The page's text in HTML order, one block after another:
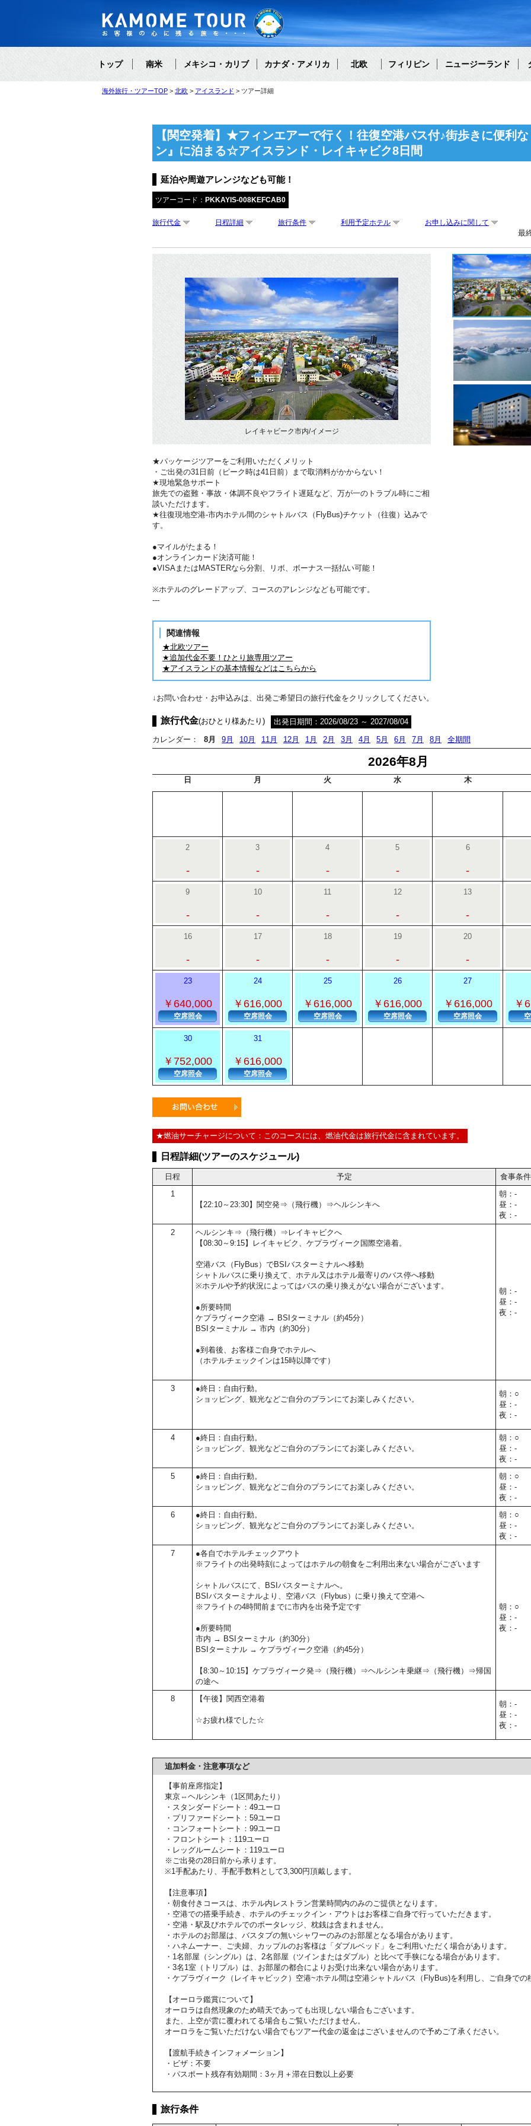
トップ 南米 メキシコ・カリブ カナダ・アメリカ 北欧 フィリピン ニュージーランド
海外旅行・ツアーTOP 北欧 アイスランド ツアー詳細
【関空発着】★フィンエアーで行く！往復空港バス付♪街歩きに便利
ン』に泊まる☆アイスランド・レイキャビク8日間
延泊や周遊アレンジなども可能！
ツアーコード： PKKAYIS-008KEFCAB0
旅行代金 日程詳細 旅行条件 利用予定ホテル お申し込みに関して
最
レイキャビーク市内/イメージ
★パッケージツアーをご利用いただくメリット
・ご出発の31日前（ピーク時は41日前）まで取消料がかからない！
★現地緊急サポート
旅先での盗難・事故・体調不良やフライト遅延など、万が一のトラブル時にご相
談いただけます。
★往復現地空港-市内ホテル間のシャトルバス（FlyBus)チケット（往復）込みで
す。
●マイルがたまる！
●オンラインカード決済可能！
●VISAまたはMASTERなら分割、リボ、ボーナス一括払い可能！
※ホテルのグレードアップ、コースのアレンジなども可能です。
---
関連情報
★北欧ツアー
★追加代金不要！ひとり旅専用ツアー
★アイスランドの基本情報などはこちらから
↓お問い合わせ・お申込みは、出発ご希望日の旅行代金をクリックしてください。
旅行代金(おひとり様あたり)
出発日期間：2026/08/23 ～ 2027/08/04
カレンダー：
8月 9月 10月 11月 12月 1月 2月 3月 4月 5月 6月 7月 8月 全期間
2026年8月
日 月 火 水 木
2
-
3
-
4
-
5
-
6
-
9
-
10
-
11
-
12
-
13
-
16
-
17
-
18
-
19
-
20
-
23
￥640,000
空席照会
24
￥616,000
空席照会
25
￥616,000
空席照会
26
￥616,000
空席照会
27
￥616,000
空席照会
￥
30
￥752,000
空席照会
31
￥616,000
空席照会
★燃油サーチャージについて：このコースには、燃油代金は旅行代金に含まれています。
日程詳細(ツアーのスケジュール)
日程 予定
食事条件
1
【22:10～23:30】関空発⇒（飛行機）⇒ヘルシンキへ
朝：-
昼：-
夜：-
2
ヘルシンキ⇒（飛行機）⇒レイキャビクへ
【08:30～9:15】レイキャビク、ケプラヴィーク国際空港着。
空港バス（FlyBus）でBSIバスターミナルへ移動
シャトルバスに乗り換えて、ホテル又はホテル最寄りのバス停へ移動
※ホテルや予約状況によってはバスの乗り換えがない場合がございます。
●所要時間
ケプラヴィーク空港 → BSIターミナル（約45分）
BSIターミナル → 市内（約30分）
●到着後、お客様ご自身でホテルへ
（ホテルチェックインは15時以降です）
朝：-
昼：-
夜：-
3
●終日：自由行動。
ショッピング、観光などご自分のプランにてお楽しみください。
朝：○
昼：-
夜：-
4
●終日：自由行動。
ショッピング、観光などご自分のプランにてお楽しみください。
朝：○
昼：-
夜：-
5
●終日：自由行動。
ショッピング、観光などご自分のプランにてお楽しみください。
朝：○
昼：-
夜：-
6
●終日：自由行動。
ショッピング、観光などご自分のプランにてお楽しみください。
朝：○
昼：-
夜：-
7
●各自でホテルチェックアウト
※フライトの出発時刻によってはホテルの朝食をご利用出来ない場合がございます
シャトルバスにて、BSIバスターミナルへ。
BSIバスターミナルより、空港バス（Flybus）に乗り換えて空港へ
※フライトの4時間前までに市内を出発予定です
●所要時間
市内 → BSIターミナル（約30分）
BSIターミナル → ケプラヴィーク空港（約45分）
【8:30～10:15】ケプラヴィーク発⇒（飛行機）⇒ヘルシンキ乗継⇒（飛行機）⇒帰国
の途へ
朝：○
昼：-
夜：-
8 【午後】関西空港着
☆お疲れ様でした☆
朝：-
昼：-
夜：-
追加料金・注意事項など
【事前座席指定】
東京⇔ヘルシンキ（1区間あたり）
・スタンダードシート：49ユーロ
・プリファードシート：59ユーロ
・コンフォートシート：99ユーロ
・フロントシート：119ユーロ
・レッグルームシート：119ユーロ
※ご出発の28日前から承ります。
※1手配あたり、手配手数料として3,300円頂戴します。
【注意事項】
・朝食付きコースは、ホテル内レストラン営業時間内のみのご提供となります。
・空港での搭乗手続き、ホテルのチェックイン・アウトはお客様ご自身で行っていただきます。
・空港・駅及びホテルでのポータレッジ、枕銭は含まれません。
・ホテルのお部屋は、バスタブの無いシャワーのみのお部屋となる場合があります。
・ハネムーナー、ご夫婦、カップルのお客様は「ダブルベッド」をご利用いただく場合があります。
・1名部屋（シングル）は、2名部屋（ツインまたはダブル）と比べて手狭になる場合があります。
・3名1室（トリプル）は、お部屋の都合によりお受け出来ない場合があります。
・ケプラヴィーク（レイキャビック）空港~ホテル間は空港シャトルバス（FlyBus)を利用し、ご自身で
【オーロラ鑑賞について】
オーロラは自然現象のため晴天であっても出現しない場合もございます。
また、上空が雲に覆われてる場合もご覧いただけません。
オーロラをご覧いただけない場合でもツアー代金の返金はございませんので予めご了承ください。
【渡航手続きインフォメーション】
・ビザ：不要
・パスポート残存有効期間：3ヶ月＋滞在日数以上必要
旅行条件